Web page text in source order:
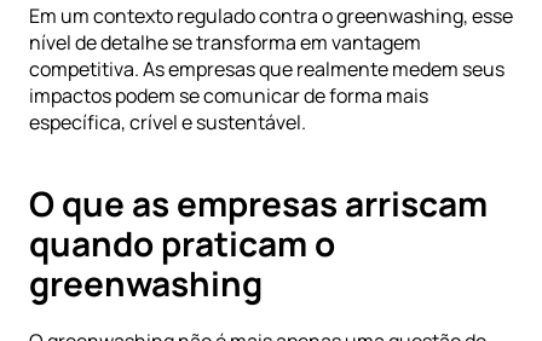
Em um contexto regulado contra o greenwashing, esse
nível de detalhe se transforma em vantagem
competitiva. As empresas que realmente medem seus
impactos podem se comunicar de forma mais
específica, crível e sustentável.
O que as empresas arriscam
quando praticam o
greenwashing